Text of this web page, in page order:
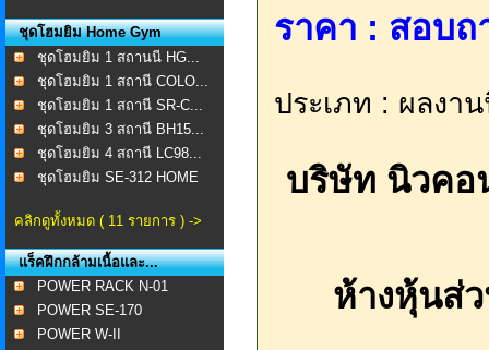
ชุดโฮมยิม Home Gym
ชุดโฮมยิม 1 สถานนี HG...
ชุดโฮมยิม 1 สถานี COLO...
ชุดโฮมยิม 1 สถานี SR-C...
ชุดโฮมยิม 3 สถานี BH15...
ชุดโฮมยิม 4 สถานี LC98...
ชุดโฮมยิม SE-312 HOME
คลิกดูทั้งหมด ( 11 รายการ ) ->
แร็คฝึกกล้ามเนื้อและ...
POWER RACK N-01
POWER SE-170
POWER W-II
ราคา : สอบ
ประเภท : ผลงา
บริษัท นิวคอ
ห้างหุ้นส่